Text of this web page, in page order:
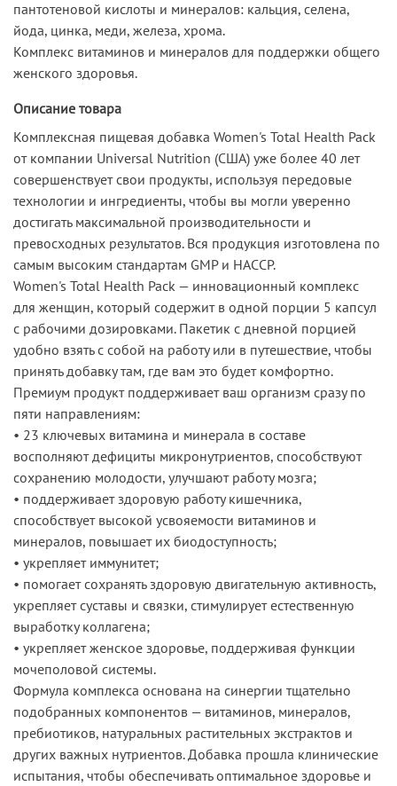
пантотеновой кислоты и минералов: кальция, селенa,
йода, цинка, меди, железа, хрома.
Комплекс витаминов и минералов для поддержки общего
женского здоровья.
Описание товара
Комплексная пищевая добавка Women's Total Health Pack
от компании Universal Nutrition (США) уже более 40 лет
совершенствует свои продукты, используя передовые
технологии и ингредиенты, чтобы вы могли уверенно
достигать максимальной производительности и
превосходных результатов. Вся продукция изготовлена по
самым высоким стандартам GMP и HACCP.
Women's Total Health Pack — инновационный комплекс
для женщин, который содержит в одной порции 5 капсул
с рабочими дозировками. Пакетик с дневной порцией
удобно взять с собой на работу или в путешествие, чтобы
принять добавку там, где вам это будет комфортно.
Премиум продукт поддерживает ваш организм сразу по
пяти направлениям:
• 23 ключевых витамина и минерала в составе
восполняют дефициты микронутриентов, способствуют
сохранению молодости, улучшают работу мозга;
• поддерживает здоровую работу кишечника,
способствует высокой усвояемости витаминов и
минералов, повышает их биодоступность;
• укрепляет иммунитет;
• помогает сохранять здоровую двигательную активность,
укрепляет суставы и связки, стимулирует естественную
выработку коллагена;
• укрепляет женское здоровье, поддерживая функции
мочеполовой системы.
Формула комплекса основана на синергии тщательно
подобранных компонентов — витаминов, минералов,
пребиотиков, натуральных растительных экстрактов и
других важных нутриентов. Добавка прошла клинические
испытания, чтобы обеспечивать оптимальное здоровье и